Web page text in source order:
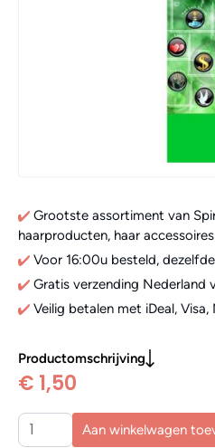
Grootste assortiment van
haarproducten, haar
Voor 16:00u besteld,
Gratis verzending Nederland
Veilig betalen met iDeal, Visa,
Productomschrijving
€ 1,50
Aan winkelwagen